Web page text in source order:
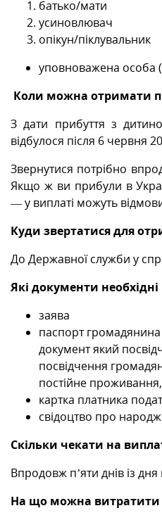
батько/мати
усиновлювач
опікун/піклувальник
уповноважена особа
Коли можна отримати
З дати прибуття з
відбулося після 6 червня
Звернутися потрібно
Якщо ж ви прибули в
— у виплаті можуть
Куди звертатися для
До Державної служби у
Які документи необхідні
заява
паспорт
документ який
посвідчення
постійне
картка платника
свідоцтво про
Скільки чекати на
Впродовж п’яти днів із
На що можна